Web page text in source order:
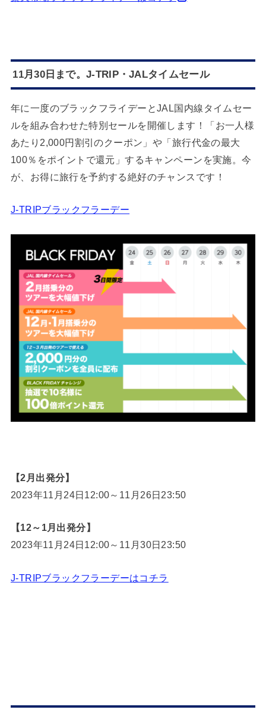
11月30日まで。J-TRIP・JALタイムセール
年に一度のブラックフライデーとJAL国内線タイムセー
ルを組み合わせた特別セールを開催します！「お一人様
あたり2,000円割引のクーポン」や「旅行代金の最大
100％をポイントで還元」するキャンペーンを実施。今
が、お得に旅行を予約する絶好のチャンスです！
J-TRIPブラックフラーデー
【2月出発分】
2023年11月24日12:00～11月26日23:50
【12～1月出発分】
2023年11月24日12:00～11月30日23:50
J-TRIPブラックフラーデーはコチラ